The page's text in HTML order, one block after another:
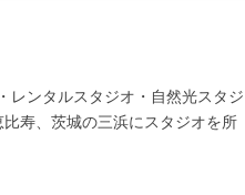
レンタルスタジオ・自然光スタジ
寿、茨城の三浜にスタジオを所